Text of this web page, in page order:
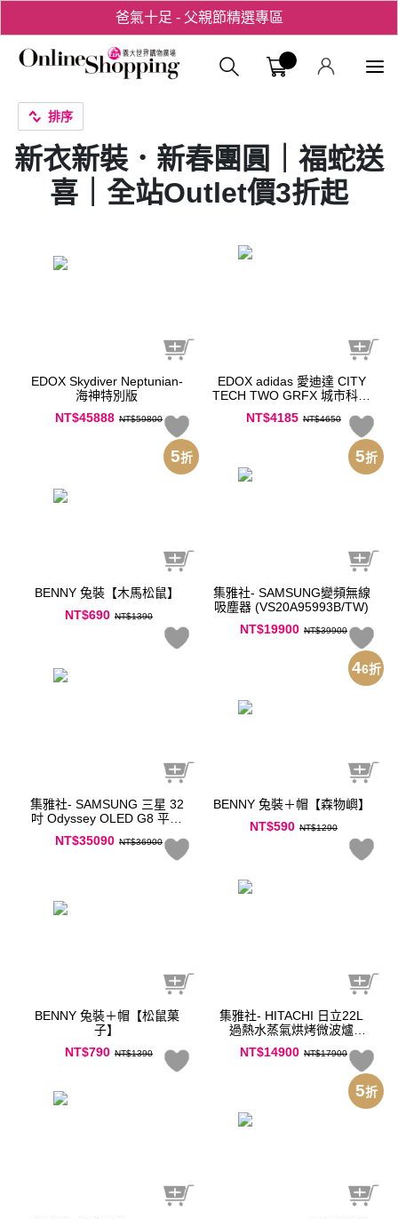
爸氣十足 - 父親節精選專區
用心愛你！七夕星選禮遇！義大購物
排序
新衣新裝．新春團圓｜福蛇送
喜｜全站Outlet價3折起
EDOX Skydiver Neptunian-
海神特別版
NT$45888 NT$59800
EDOX adidas 愛迪達 CITY
TECH TWO GRFX 城市科技
電子錶款
NT$4185 NT$4650
BENNY 兔裝【木馬松鼠】
NT$690 NT$1390
5折
集雅社- SAMSUNG變頻無線
吸塵器 (VS20A95993B/TW)
NT$19900 NT$39900
5折
集雅社- SAMSUNG 三星 32
吋 Odyssey OLED G8 平面
電競顯示器 (S32DG802SC)
NT$35090 NT$36900
BENNY 兔裝＋帽【森物嶼】
NT$590 NT$1290
46折
BENNY 兔裝＋帽【松鼠菓
子】
NT$790 NT$1390
集雅社- HITACHI 日立22L
過熱水蒸氣烘烤微波爐
MRO-VS700T
※領券再折$1,000元※
NT$14900 NT$17900
5折